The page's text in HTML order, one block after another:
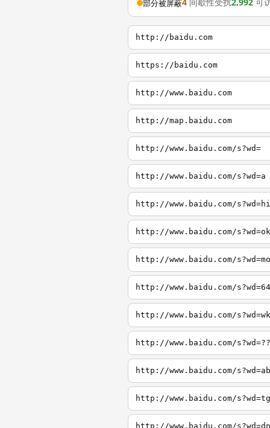
部分被屏蔽4 间歇性受扰2,992 可
http://baidu.com
https://baidu.com
http://www.baidu.com
http://map.baidu.com
http://www.baidu.com/s?wd=
http://www.baidu.com/s?wd=a
http://www.baidu.com/s?wd=hi
http://www.baidu.com/s?wd=ok
http://www.baidu.com/s?wd=mo
http://www.baidu.com/s?wd=64
http://www.baidu.com/s?wd=wk
http://www.baidu.com/s?wd=??
http://www.baidu.com/s?wd=ab
http://www.baidu.com/s?wd=tg
http://www.baidu.com/s?wd=dn